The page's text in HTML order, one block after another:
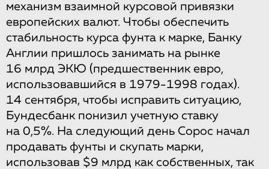
механизм взаимной курсовой привязки
европейских валют. Чтобы обеспечить
стабильность курса фунта к марке, Банку
Англии пришлось занимать на рынке
16 млрд ЭКЮ (предшественник евро,
использовавшийся в 1979-1998 годах).
14 сентября, чтобы исправить ситуацию,
Бундесбанк понизил учетную ставку
на 0,5%. На следующий день Сорос начал
продавать фунты и скупать марки,
использовав $9 млрд как собственных, так